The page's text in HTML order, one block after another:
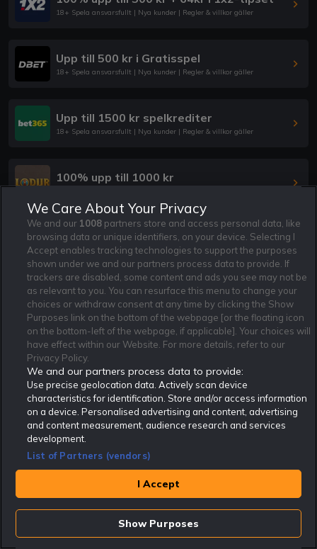
18+ Spela ansvarsfullt | Nya kunder | Regler & villkor gäller
Upp till 500 kr i Gratisspel
18+ Spela ansvarsfullt | Nya kunder | Regler & villkor gäller
Upp till 1500 kr spelkrediter
18+ Spela ansvarsfullt | Nya kunder | Regler & villkor gäller
100% upp till 1000 kr
1250kr Gratisspel (ny licens = bonus för
alla)
25+ Spela ansvarsfullt | Nya kunder | Regler & villkor gäller
Se alla erbjudanden
Rekatochklart.com är Sveriges ledande betting-community. 2017 nominerades
Affiliate Modell
Kontakta oss
Ansvarsfullt Spelande
Nyhetsarkiv
Tipsarkiv
Redaktionell policy
Cookie Policy
Integritetspolicy
Rekatochklart shop
We Care About Your Privacy
We and our 1008 partners store and access personal data, like
browsing data or unique identifiers, on your device. Selecting I
Accept enables tracking technologies to support the purposes
shown under we and our partners process data to provide. If
trackers are disabled, some content and ads you see may not be
as relevant to you. You can resurface this menu to change your
choices or withdraw consent at any time by clicking the Show
Purposes link on the bottom of the webpage [or the floating icon
on the bottom-left of the webpage, if applicable]. Your choices will
have effect within our Website. For more details, refer to our
Privacy Policy.
We and our partners process data to provide:
Use precise geolocation data. Actively scan device
characteristics for identification. Store and/or access information
on a device. Personalised advertising and content, advertising
and content measurement, audience research and services
development.
List of Partners (vendors)
I Accept
Show Purposes